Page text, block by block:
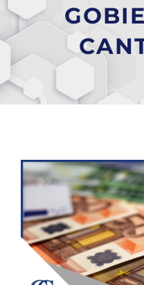
Ver
más
grande